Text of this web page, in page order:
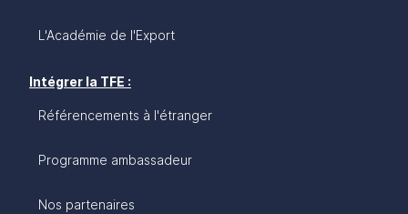
L'Académie de l'Export
Intégrer la TFE :
Référencements à l'étranger
Programme ambassadeur
Nos partenaires